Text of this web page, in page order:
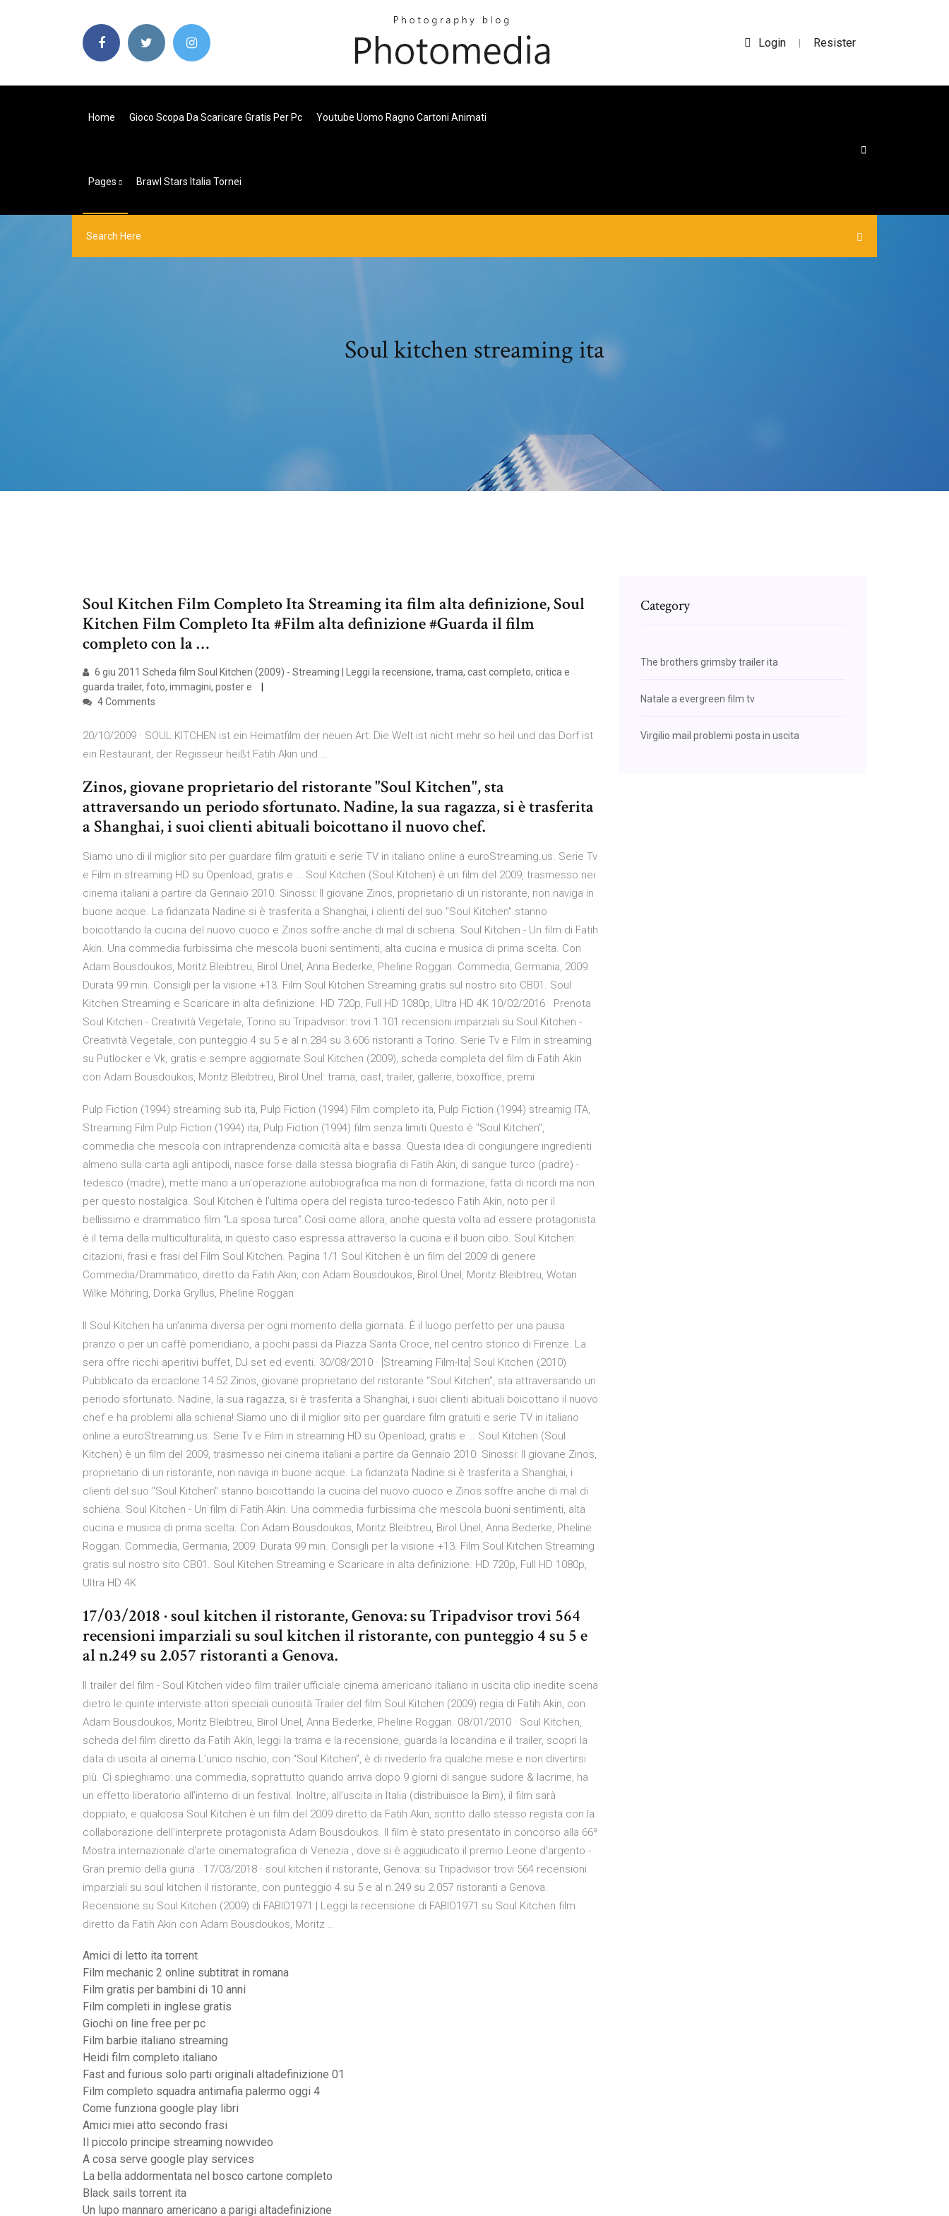
Login | Resister
Home Gioco Scopa Da Scaricare Gratis Per Pc Youtube Uomo Ragno Cartoni Animati
Pages Brawl Stars Italia Tornei
Soul kitchen streaming ita
Soul Kitchen Film Completo Ita Streaming ita film alta definizione, Soul
Kitchen Film Completo Ita #Film alta definizione #Guarda il film
completo con la …
6 giu 2011 Scheda film Soul Kitchen (2009) - Streaming | Leggi la recensione, trama, cast completo, critica e
guarda trailer, foto, immagini, poster e
4 Comments
20/10/2009 · SOUL KITCHEN ist ein Heimatfilm der neuen Art: Die Welt ist nicht mehr so heil und das Dorf ist
ein Restaurant, der Regisseur heißt Fatih Akin und …
Zinos, giovane proprietario del ristorante "Soul Kitchen", sta
attraversando un periodo sfortunato. Nadine, la sua ragazza, si è trasferita
a Shanghai, i suoi clienti abituali boicottano il nuovo chef.
Siamo uno di il miglior sito per guardare film gratuiti e serie TV in italiano online a euroStreaming.us. Serie Tv
e Film in streaming HD su Openload, gratis e … Soul Kitchen (Soul Kitchen) è un film del 2009, trasmesso nei
cinema italiani a partire da Gennaio 2010. Sinossi: Il giovane Zinos, proprietario di un ristorante, non naviga in
buone acque. La fidanzata Nadine si è trasferita a Shanghai, i clienti del suo "Soul Kitchen" stanno
boicottando la cucina del nuovo cuoco e Zinos soffre anche di mal di schiena. Soul Kitchen - Un film di Fatih
Akin. Una commedia furbissima che mescola buoni sentimenti, alta cucina e musica di prima scelta. Con
Adam Bousdoukos, Moritz Bleibtreu, Birol Ünel, Anna Bederke, Pheline Roggan. Commedia, Germania, 2009.
Durata 99 min. Consigli per la visione +13. Film Soul Kitchen Streaming gratis sul nostro sito CB01. Soul
Kitchen Streaming e Scaricare in alta definizione. HD 720p, Full HD 1080p, Ultra HD 4K 10/02/2016 · Prenota
Soul Kitchen - Creatività Vegetale, Torino su Tripadvisor: trovi 1.101 recensioni imparziali su Soul Kitchen -
Creatività Vegetale, con punteggio 4 su 5 e al n.284 su 3.606 ristoranti a Torino. Serie Tv e Film in streaming
su Putlocker e Vk, gratis e sempre aggiornate Soul Kitchen (2009), scheda completa del film di Fatih Akin
con Adam Bousdoukos, Moritz Bleibtreu, Birol Ünel: trama, cast, trailer, gallerie, boxoffice, premi
Pulp Fiction (1994) streaming sub ita, Pulp Fiction (1994) Film completo ita, Pulp Fiction (1994) streamig ITA,
Streaming Film Pulp Fiction (1994) ita, Pulp Fiction (1994) film senza limiti Questo è "Soul Kitchen",
commedia che mescola con intraprendenza comicità alta e bassa. Questa idea di congiungere ingredienti
almeno sulla carta agli antipodi, nasce forse dalla stessa biografia di Fatih Akin, di sangue turco (padre) -
tedesco (madre), mette mano a un'operazione autobiografica ma non di formazione, fatta di ricordi ma non
per questo nostalgica. Soul Kitchen è l’ultima opera del regista turco-tedesco Fatih Akin, noto per il
bellissimo e drammatico film “La sposa turca”.Così come allora, anche questa volta ad essere protagonista
è il tema della multiculturalità, in questo caso espressa attraverso la cucina e il buon cibo. Soul Kitchen:
citazioni, frasi e frasi del Film Soul Kitchen. Pagina 1/1 Soul Kitchen è un film del 2009 di genere
Commedia/Drammatico, diretto da Fatih Akin, con Adam Bousdoukos, Birol Ünel, Moritz Bleibtreu, Wotan
Wilke Möhring, Dorka Gryllus, Pheline Roggan
Il Soul Kitchen ha un’anima diversa per ogni momento della giornata. È il luogo perfetto per una pausa
pranzo o per un caffè pomeridiano, a pochi passi da Piazza Santa Croce, nel centro storico di Firenze. La
sera offre ricchi aperitivi buffet, DJ set ed eventi. 30/08/2010 · [Streaming Film-Ita] Soul Kitchen (2010)
Pubblicato da ercaclone 14:52 Zinos, giovane proprietario del ristorante “Soul Kitchen”, sta attraversando un
periodo sfortunato. Nadine, la sua ragazza, si è trasferita a Shanghai, i suoi clienti abituali boicottano il nuovo
chef e ha problemi alla schiena! Siamo uno di il miglior sito per guardare film gratuiti e serie TV in italiano
online a euroStreaming.us. Serie Tv e Film in streaming HD su Openload, gratis e … Soul Kitchen (Soul
Kitchen) è un film del 2009, trasmesso nei cinema italiani a partire da Gennaio 2010. Sinossi: Il giovane Zinos,
proprietario di un ristorante, non naviga in buone acque. La fidanzata Nadine si è trasferita a Shanghai, i
clienti del suo "Soul Kitchen" stanno boicottando la cucina del nuovo cuoco e Zinos soffre anche di mal di
schiena. Soul Kitchen - Un film di Fatih Akin. Una commedia furbissima che mescola buoni sentimenti, alta
cucina e musica di prima scelta. Con Adam Bousdoukos, Moritz Bleibtreu, Birol Ünel, Anna Bederke, Pheline
Roggan. Commedia, Germania, 2009. Durata 99 min. Consigli per la visione +13. Film Soul Kitchen Streaming
gratis sul nostro sito CB01. Soul Kitchen Streaming e Scaricare in alta definizione. HD 720p, Full HD 1080p,
Ultra HD 4K
17/03/2018 · soul kitchen il ristorante, Genova: su Tripadvisor trovi 564
recensioni imparziali su soul kitchen il ristorante, con punteggio 4 su 5 e
al n.249 su 2.057 ristoranti a Genova.
Il trailer del film - Soul Kitchen video film trailer ufficiale cinema americano italiano in uscita clip inedite scena
dietro le quinte interviste attori speciali curiosità Trailer del film Soul Kitchen (2009) regia di Fatih Akin, con
Adam Bousdoukos, Moritz Bleibtreu, Birol Ünel, Anna Bederke, Pheline Roggan. 08/01/2010 · Soul Kitchen,
scheda del film diretto da Fatih Akin, leggi la trama e la recensione, guarda la locandina e il trailer, scopri la
data di uscita al cinema L’unico rischio, con “Soul Kitchen”, è di rivederlo fra qualche mese e non divertirsi
più. Ci spieghiamo: una commedia, soprattutto quando arriva dopo 9 giorni di sangue sudore & lacrime, ha
un effetto liberatorio all’interno di un festival. Inoltre, all’uscita in Italia (distribuisce la Bim), il film sarà
doppiato, e qualcosa Soul Kitchen è un film del 2009 diretto da Fatih Akın, scritto dallo stesso regista con la
collaborazione dell'interprete protagonista Adam Bousdoukos. Il film è stato presentato in concorso alla 66ª
Mostra internazionale d'arte cinematografica di Venezia , dove si è aggiudicato il premio Leone d'argento -
Gran premio della giuria . 17/03/2018 · soul kitchen il ristorante, Genova: su Tripadvisor trovi 564 recensioni
imparziali su soul kitchen il ristorante, con punteggio 4 su 5 e al n.249 su 2.057 ristoranti a Genova.
Recensione su Soul Kitchen (2009) di FABIO1971 | Leggi la recensione di FABIO1971 su Soul Kitchen film
diretto da Fatih Akin con Adam Bousdoukos, Moritz …
Amici di letto ita torrent
Film mechanic 2 online subtitrat in romana
Film gratis per bambini di 10 anni
Film completi in inglese gratis
Giochi on line free per pc
Film barbie italiano streaming
Heidi film completo italiano
Fast and furious solo parti originali altadefinizione 01
Film completo squadra antimafia palermo oggi 4
Come funziona google play libri
Amici miei atto secondo frasi
Il piccolo principe streaming nowvideo
A cosa serve google play services
La bella addormentata nel bosco cartone completo
Black sails torrent ita
Un lupo mannaro americano a parigi altadefinizione
Category
The brothers grimsby trailer ita
Natale a evergreen film tv
Virgilio mail problemi posta in uscita